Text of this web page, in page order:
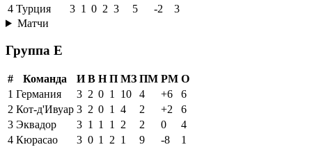
4 Турция 3 1 0 2 3 5 -2
3
Матчи
Группа E
# Команда И В Н П МЗ ПМ РМ О
1 Германия 3 2 0 1 10 4 +6
6
2 Кот-д'Ивуар 3 2 0 1 4 2 +2
6
3 Эквадор 3 1 1 1 2 2 0
4
4 Кюрасао 3 0 1 2 1 9 -8
1